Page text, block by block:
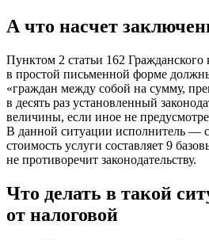
А что насчет
Пунктом 2 статьи 162 Гражданского
в простой письменной форме
«граждан между собой на сумму,
в десять раз установленный
величины, если иное не
В данной ситуации исполнитель —
стоимость услуги составляет 9
не противоречит законодательству.
Что делать в такой
от налоговой